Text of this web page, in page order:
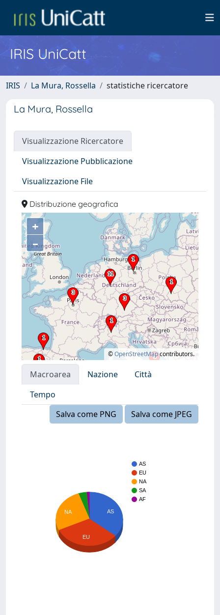
IRIS UniCatt
IRIS La Mura, Rossella statistiche ricercatore
La Mura, Rossella
Visualizzazione Ricercatore
Visualizzazione Pubblicazione
Visualizzazione File
Distribuzione geografica
+
–
©OpenStreetMapcontributors.
Macroarea Nazione
Città
Tempo
Salva come PNG
Salva come JPEG
AS
EU
NA
SA
AF
AS
NA
EU